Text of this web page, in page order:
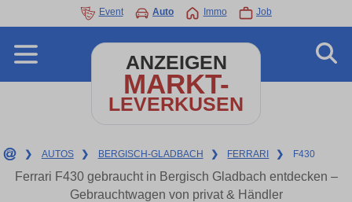
Event Auto Immo Job
ANZEIGEN
MARKT-
LEVERKUSEN
❯ AUTOS ❯ BERGISCH-GLADBACH ❯ FERRARI ❯ F430
Ferrari F430 gebraucht in Bergisch Gladbach entdecken –
Gebrauchtwagen von privat & Händler